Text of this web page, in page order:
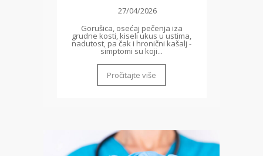
27/04/2026
Gorušica, osećaj pečenja iza
grudne kosti, kiseli ukus u ustima,
nadutost, pa čak i hronični kašalj -
simptomi su koji...
Pročitajte više